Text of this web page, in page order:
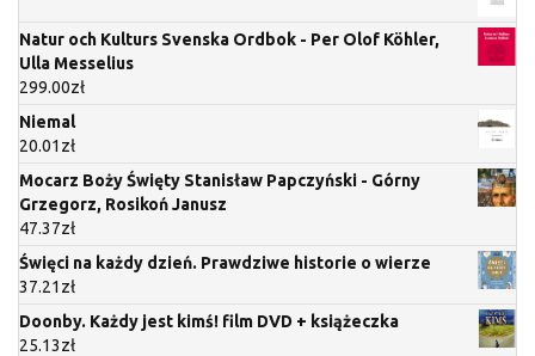
Natur och Kulturs Svenska Ordbok - Per Olof Köhler,
Ulla Messelius
299.00zł
Niemal
20.01 zł
Mocarz Boży Święty Stanisław Papczyński - Górny
Grzegorz, Rosikoń Janusz
47.37zł
Święci na każdy dzień. Prawdziwe historie o wierze
37.21 zł
Doonby. Każdy jest kimś! film DVD + książeczka
25.13zł